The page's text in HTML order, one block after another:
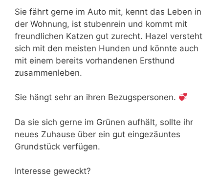
Sie fährt gerne im Auto mit, kennt das Leben in
der Wohnung, ist stubenrein und kommt mit
freundlichen Katzen gut zurecht. Hazel versteht
sich mit den meisten Hunden und könnte auch
mit einem bereits vorhandenen Ersthund
zusammenleben.
Sie hängt sehr an ihren Bezugspersonen.
Da sie sich gerne im Grünen aufhält, sollte ihr
neues Zuhause über ein gut eingezäuntes
Grundstück verfügen.
Interesse geweckt?